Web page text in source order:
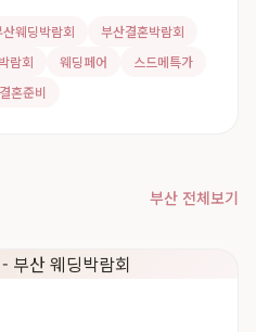
산웨딩박람회
부산결혼박람회
람회 웨딩페어
스드메특가
결혼준비
부산 전체보기